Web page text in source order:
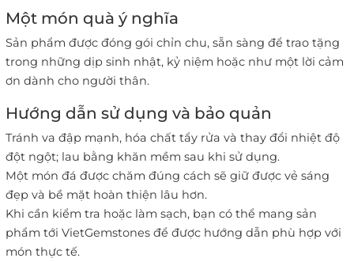
Một món quà ý nghĩa
Sản phẩm được đóng gói chỉn chu, sẵn sàng để trao tặng
trong những dịp sinh nhật, kỷ niệm hoặc như một lời cảm
ơn dành cho người thân.
Hướng dẫn sử dụng và bảo quản
Tránh va đập mạnh, hóa chất tẩy rửa và thay đổi nhiệt độ
đột ngột; lau bằng khăn mềm sau khi sử dụng.
Một món đá được chăm đúng cách sẽ giữ được vẻ sáng
đẹp và bề mặt hoàn thiện lâu hơn.
Khi cần kiểm tra hoặc làm sạch, bạn có thể mang sản
phẩm tới VietGemstones để được hướng dẫn phù hợp với
món thực tế.